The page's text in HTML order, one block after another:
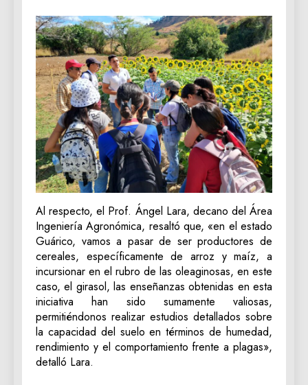
Al respecto, el Prof. Ángel Lara, decano del Área
Ingeniería Agronómica, resaltó que, «en el estado
Guárico, vamos a pasar de ser productores de
cereales, específicamente de arroz y maíz, a
incursionar en el rubro de las oleaginosas, en este
caso, el girasol, las enseñanzas obtenidas en esta
iniciativa han sido sumamente valiosas,
permitiéndonos realizar estudios detallados sobre
la capacidad del suelo en términos de humedad,
rendimiento y el comportamiento frente a plagas»,
detalló Lara.